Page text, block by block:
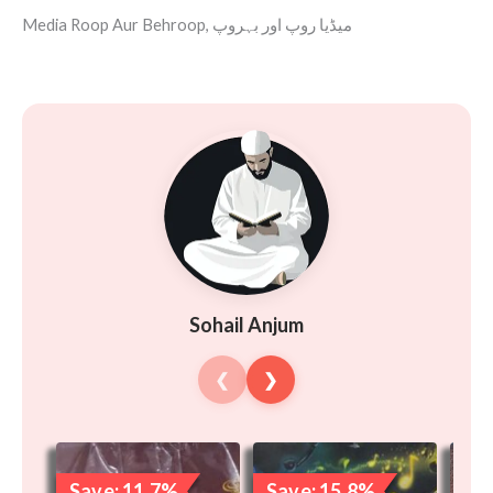
Media Roop Aur Behroop, میڈیا روپ اور بہروپ
Sohail Anjum
❮ ❯
Original
price
Current
price
Original
price
Current
price